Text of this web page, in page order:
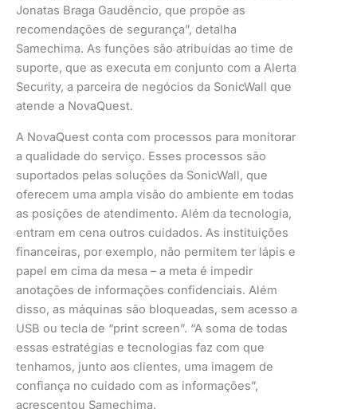
Jonatas Braga Gaudêncio, que propõe as
recomendações de segurança”, detalha
Samechima. As funções são atribuídas ao time de
suporte, que as executa em conjunto com a Alerta
Security, a parceira de negócios da SonicWall que
atende a NovaQuest.
A NovaQuest conta com processos para monitorar
a qualidade do serviço. Esses processos são
suportados pelas soluções da SonicWall, que
oferecem uma ampla visão do ambiente em todas
as posições de atendimento. Além da tecnologia,
entram em cena outros cuidados. As instituições
financeiras, por exemplo, não permitem ter lápis e
papel em cima da mesa – a meta é impedir
anotações de informações confidenciais. Além
disso, as máquinas são bloqueadas, sem acesso a
USB ou tecla de “print screen”. “A soma de todas
essas estratégias e tecnologias faz com que
tenhamos, junto aos clientes, uma imagem de
confiança no cuidado com as informações”,
acrescentou Samechima.